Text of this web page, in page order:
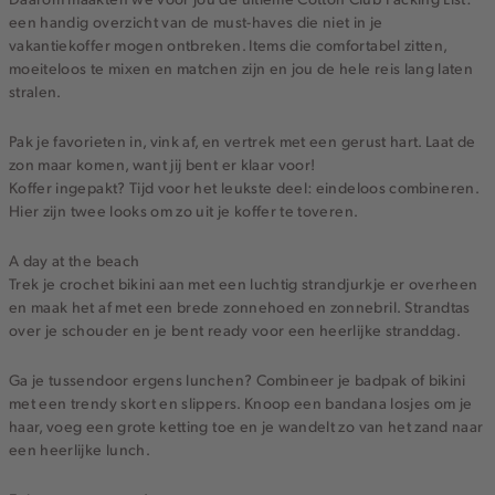
een handig overzicht van de must-haves die niet in je
vakantiekoffer mogen ontbreken. Items die comfortabel zitten,
moeiteloos te mixen en matchen zijn en jou de hele reis lang laten
stralen.
Pak je favorieten in, vink af, en vertrek met een gerust hart. Laat de
zon maar komen, want jij bent er klaar voor!
Koffer ingepakt? Tijd voor het leukste deel: eindeloos combineren.
Hier zijn twee looks om zo uit je koffer te toveren.
A day at the beach
Trek je crochet bikini aan met een luchtig strandjurkje er overheen
en maak het af met een brede zonnehoed en zonnebril. Strandtas
over je schouder en je bent ready voor een heerlijke stranddag.
Ga je tussendoor ergens lunchen? Combineer je badpak of bikini
met een trendy skort en slippers. Knoop een bandana losjes om je
haar, voeg een grote ketting toe en je wandelt zo van het zand naar
een heerlijke lunch.